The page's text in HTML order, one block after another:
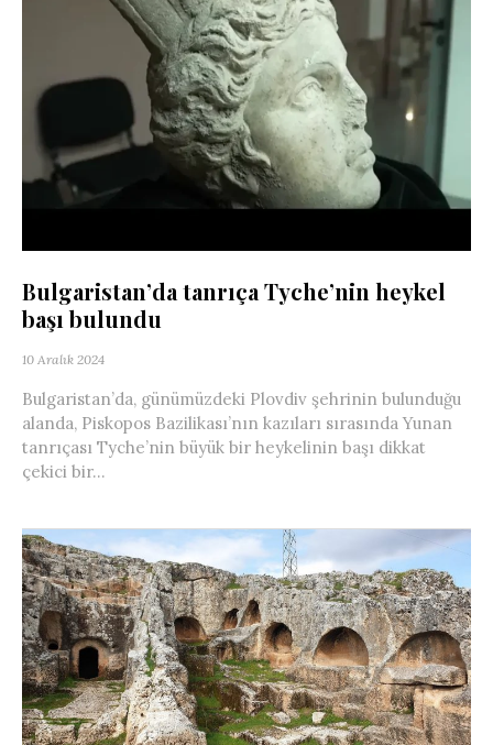
Bulgaristan’da tanrıça Tyche’nin heykel
başı bulundu
10 Aralık 2024
Bulgaristan’da, günümüzdeki Plovdiv şehrinin bulunduğu
alanda, Piskopos Bazilikası’nın kazıları sırasında Yunan
tanrıçası Tyche’nin büyük bir heykelinin başı dikkat
çekici bir...